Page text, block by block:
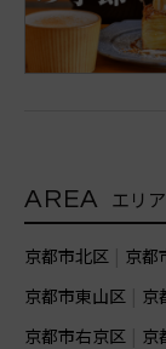
AREA エリア
京都市北区 京都
京都市東山区
京
京都市右京区
京